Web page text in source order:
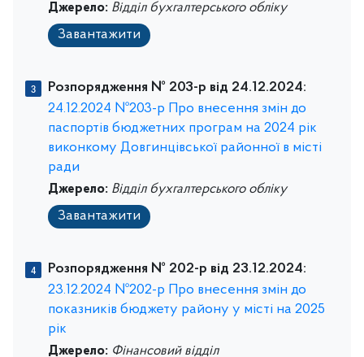
Джерело: Відділ бухгалтерського обліку
Завантажити
Розпорядження № 203-р від 24.12.2024:
24.12.2024 №203-р Про внесення змін до
паспортів бюджетних програм на 2024 рік
виконкому Довгинцівської районної в місті
ради
Джерело: Відділ бухгалтерського обліку
Завантажити
Розпорядження № 202-р від 23.12.2024:
23.12.2024 №202-р Про внесення змін до
показників бюджету району у місті на 2025
рік
Джерело: Фінансовий відділ